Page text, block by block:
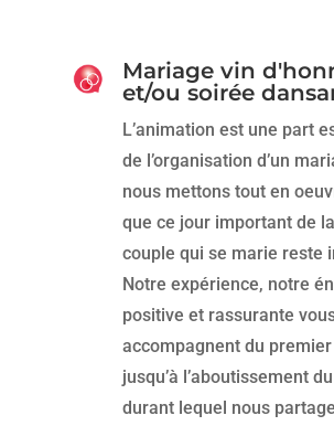
Mariage vin
et/ou soirée
L’animation est une part
de l’organisation d’un
nous mettons tout en
que ce jour important de la
couple qui se marie reste
Notre expérience, notre
positive et rassurante
accompagnent du
jusqu’à l’aboutissement
durant lequel nous